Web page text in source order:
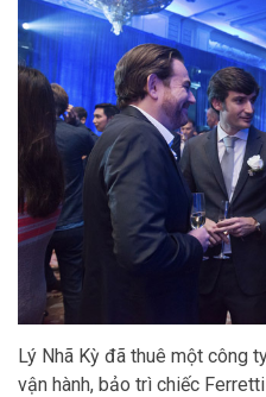
Lý Nhã Kỳ đã thuê một công
vận hành, bảo trì chiếc